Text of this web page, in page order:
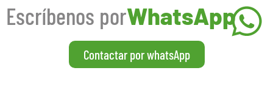
Escríbenos porWhatsApp
Contactar por whatsApp